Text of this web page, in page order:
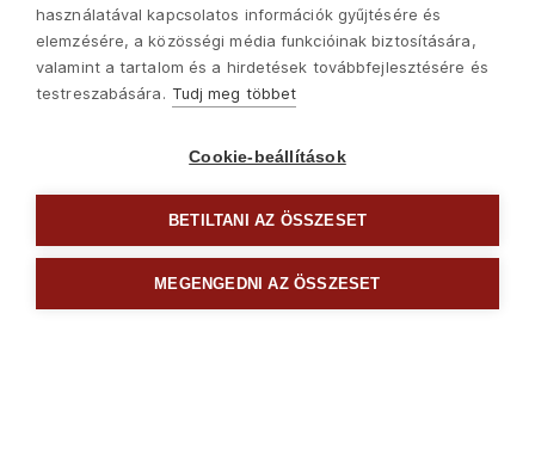
Következő
használatával kapcsolatos információk gyűjtésére és
elemzésére, a közösségi média funkcióinak biztosítására,
valamint a tartalom és a hirdetések továbbfejlesztésére és
testreszabására. Tudj meg többet
Cookie-beállítások
BETILTANI AZ ÖSSZESET
MEGENGEDNI AZ ÖSSZESET